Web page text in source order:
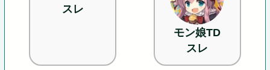
スレ
モン娘TD
スレ